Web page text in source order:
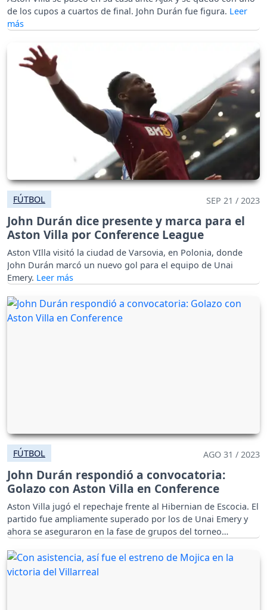
de los cupos a cuartos de final. John Durán fue figura.
FÚTBOL SEP 21 / 2023
John Durán dice presente y marca para el
Aston Villa por Conference League
Aston VIlla visitó la ciudad de Varsovia, en Polonia, donde
John Durán marcó un nuevo gol para el equipo de Unai
Emery.
FÚTBOL AGO 31 / 2023
John Durán respondió a convocatoria:
Golazo con Aston Villa en Conference
Aston Villa jugó el repechaje frente al Hibernian de Escocia. El
partido fue ampliamente superado por los de Unai Emery y
ahora se aseguraron en la fase de grupos del torneo